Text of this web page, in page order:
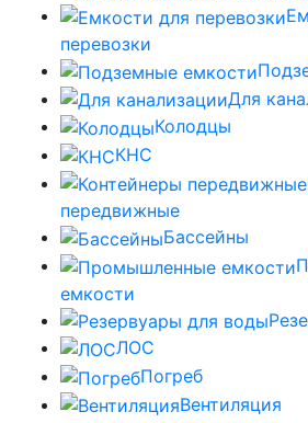
перевозки
Для
Колодцы
КНС
передвижные
Бассейны
емкости
ЛОС
Погреб
Вентиляция